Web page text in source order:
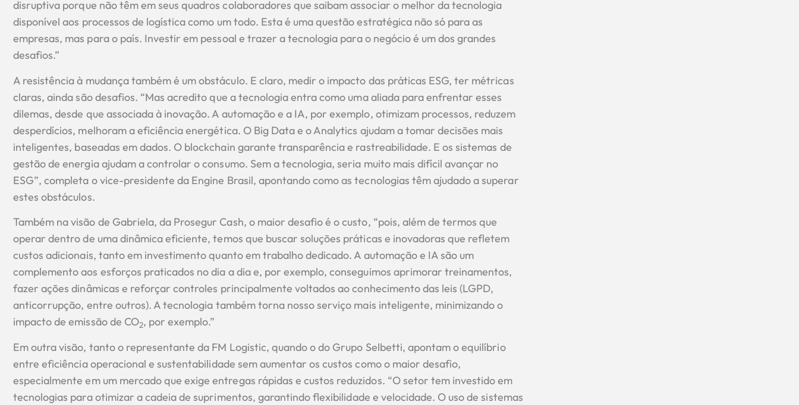
disruptiva porque não têm em seus quadros colaboradores que saibam associar o melhor da tecnologia
disponível aos processos de logística como um todo. Esta é uma questão estratégica não só para as
empresas, mas para o país. Investir em pessoal e trazer a tecnologia para o negócio é um dos grandes
desafios.”
A resistência à mudança também é um obstáculo. E claro, medir o impacto das práticas ESG, ter métricas
claras, ainda são desafios. “Mas acredito que a tecnologia entra como uma aliada para enfrentar esses
dilemas, desde que associada à inovação. A automação e a IA, por exemplo, otimizam processos, reduzem
desperdícios, melhoram a eficiência energética. O Big Data e o Analytics ajudam a tomar decisões mais
inteligentes, baseadas em dados. O blockchain garante transparência e rastreabilidade. E os sistemas de
gestão de energia ajudam a controlar o consumo. Sem a tecnologia, seria muito mais difícil avançar no
ESG”, completa o vice-presidente da Engine Brasil, apontando como as tecnologias têm ajudado a superar
estes obstáculos.
Também na visão de Gabriela, da Prosegur Cash, o maior desafio é o custo, “pois, além de termos que
operar dentro de uma dinâmica eficiente, temos que buscar soluções práticas e inovadoras que refletem
custos adicionais, tanto em investimento quanto em trabalho dedicado. A automação e IA são um
complemento aos esforços praticados no dia a dia e, por exemplo, conseguimos aprimorar treinamentos,
fazer ações dinâmicas e reforçar controles principalmente voltados ao conhecimento das leis (LGPD,
anticorrupção, entre outros). A tecnologia também torna nosso serviço mais inteligente, minimizando o
impacto de emissão de CO2, por exemplo.”
Em outra visão, tanto o representante da FM Logistic, quando o do Grupo Selbetti, apontam o equilíbrio
entre eficiência operacional e sustentabilidade sem aumentar os custos como o maior desafio,
especialmente em um mercado que exige entregas rápidas e custos reduzidos. “O setor tem investido em
tecnologias para otimizar a cadeia de suprimentos, garantindo flexibilidade e velocidade. O uso de sistemas